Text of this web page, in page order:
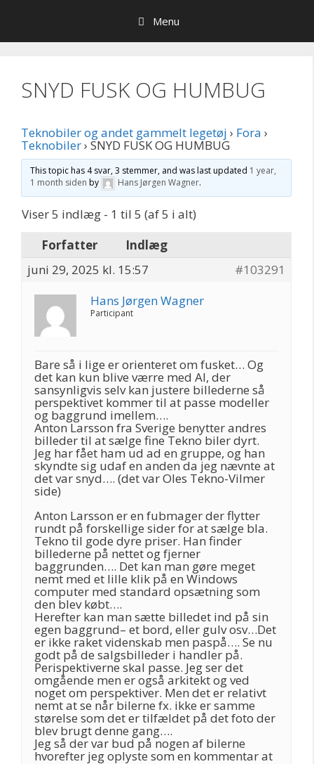
indhold
Menu
SNYD FUSK OG HUMBUG
Teknobiler og andet gammelt legetøj › Fora ›
Teknobiler› SNYD FUSK OG HUMBUG
This topic has 4 svar, 3 stemmer, and was last updated 1 year,
1 month siden by Hans Jørgen Wagner.
Viser 5 indlæg - 1 til 5 (af 5 i alt)
Forfatter
Indlæg
juni 29, 2025 kl. 15:57
#103291
Hans Jørgen Wagner
Participant
Bare så i lige er orienteret om fusket… Og
det kan kun blive værre med AI, der
sansynligvis selv kan justere billederne så
perspektivet kommer til at passe modeller
og baggrund imellem….
Anton Larsson fra Sverige benytter andres
billeder til at sælge fine Tekno biler dyrt.
Jeg har fået ham ud ad en gruppe, og han
skyndte sig udaf en anden da jeg nævnte at
det var snyd…. (det var Oles Tekno-Vilmer
side)
Anton Larsson er en fubmager der flytter
rundt på forskellige sider for at sælge bla.
Tekno til gode dyre priser. Han finder
billederne på nettet og fjerner
baggrunden…. Det kan man gøre meget
nemt med et lille klik på en Windows
computer med standard opsætning som
den blev købt….
Herefter kan man sætte billedet ind på sin
egen baggrund– et bord, eller gulv osv…Det
er ikke raket videnskab men paspå…. Se nu
godt på de salgsbilleder i handler på.
Perispektiverne skal passe. Jeg ser det
omgående men er også arkitekt og ved
noget om perspektiver. Men det er relativt
nemt at se når bilerne fx. ikke er samme
størelse som det er tilfældet på det foto der
blev brugt denne gang….
Jeg så der var bud på nogen af bilerne
hvorefter jeg oplyste som en kommentar at